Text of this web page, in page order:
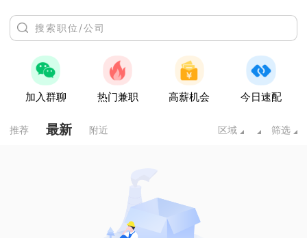
加入群聊 热门兼职 高薪机会 今日速配
推荐 最新 附近 区域 筛选